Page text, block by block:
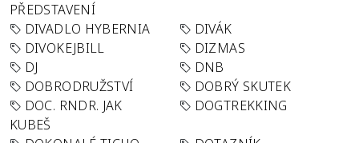
PŘEDSTAVENÍ
DIVADLO HYBERNIA
DIVÁK
DIVOKEJBILL
DIZMAS
DJ
DNB
DOBRODRUŽSTVÍ
DOBRÝ SKUTEK
DOC. RNDR. JAK
KUBEŠ
DOGTREKKING